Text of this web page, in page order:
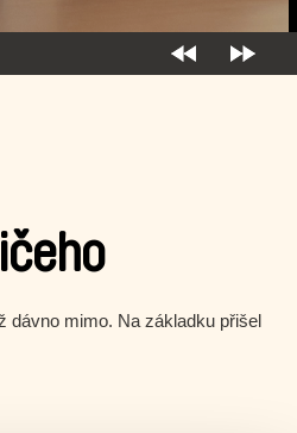
dávno mimo. Na základku přišel